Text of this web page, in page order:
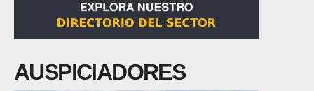
AUSPICIADORES